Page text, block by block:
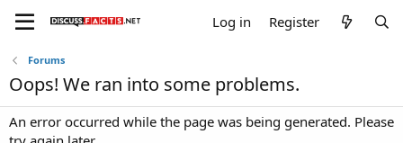
Log in Register
Forums
Oops! We ran into some problems.
An error occurred while the page was being generated. Please